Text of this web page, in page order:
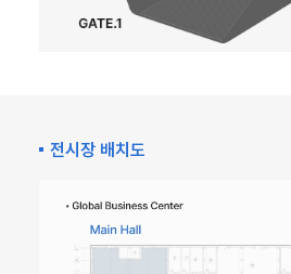
전시장 배치도